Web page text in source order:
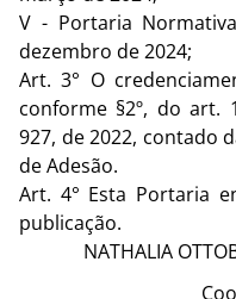
V - Portaria
dezembro de 2024;
Art. 3° O
conforme §2º, do art.
927, de 2022, contado
de Adesão.
Art. 4° Esta Portaria
publicação.
NATHALIA